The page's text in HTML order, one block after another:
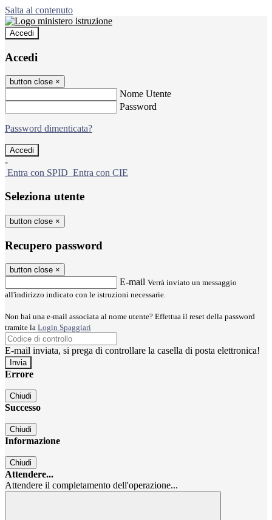
Salta al contenuto
Accedi
Accedi
button close ×
Nome Utente
Password
Password dimenticata?
-
Entra con SPID Entra con CIE
Seleziona utente
button close ×
Recupero password
button close ×
E-mail Verrà inviato un messaggio
all'indirizzo indicato con le istruzioni necessarie.
Non hai una e-mail associata al nome utente? Effettua il reset della password
tramite la Login Spaggiari
E-mail inviata, si prega di controllare la casella di posta elettronica!
Errore
Chiudi
Successo
Chiudi
Informazione
Chiudi
Attendere...
Attendere il completamento dell'operazione...